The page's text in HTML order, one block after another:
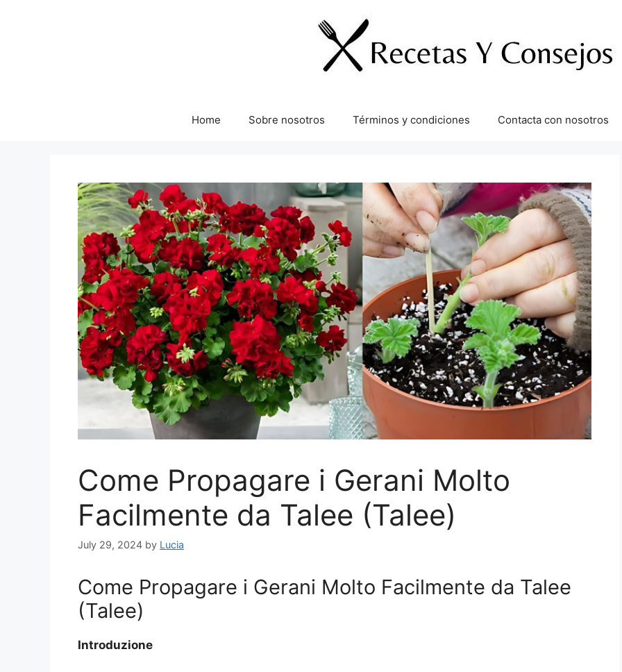
Home Sobre nosotros Términos y condiciones Contacta con nosotros
Come Propagare i Gerani Molto
Facilmente da Talee (Talee)
July 29, 2024 by Lucia
Come Propagare i Gerani Molto Facilmente da Talee
(Talee)
Introduzione